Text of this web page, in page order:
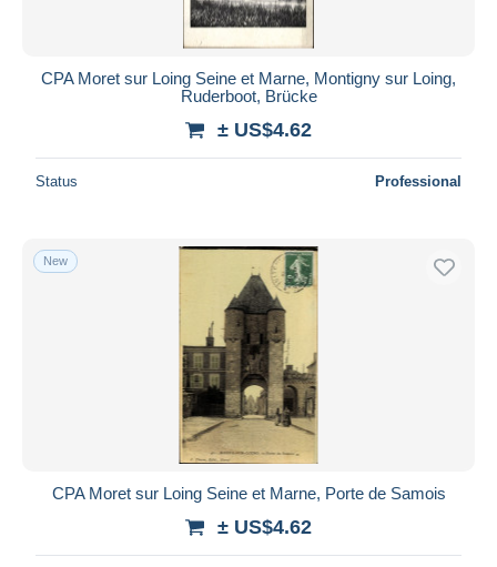
CPA Moret sur Loing Seine et Marne, Montigny sur Loing,
Ruderboot, Brücke
± US$4.62
Status Professional
New
CPA Moret sur Loing Seine et Marne, Porte de Samois
± US$4.62